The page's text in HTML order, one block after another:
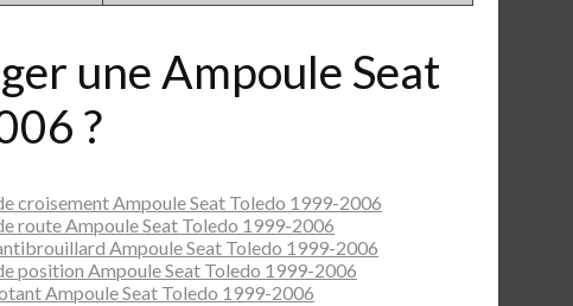
une Ampoule Seat
?
croisement Ampoule Seat Toledo 1999-2006
route Ampoule Seat Toledo 1999-2006
Ampoule Seat Toledo 1999-2006
position Ampoule Seat Toledo 1999-2006
Ampoule Seat Toledo 1999-2006